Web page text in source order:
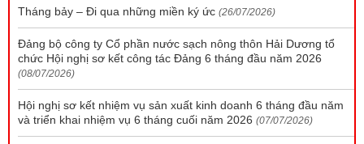
Tháng bảy – Đi qua những miền ký ức (26/07/2026)
Đảng bộ công ty Cổ phần nước sạch nông thôn Hải Dương tổ
chức Hội nghị sơ kết công tác Đảng 6 tháng đầu năm 2026
(08/07/2026)
Hội nghị sơ kết nhiệm vụ sản xuất kinh doanh 6 tháng đầu năm
và triển khai nhiệm vụ 6 tháng cuối năm 2026 (07/07/2026)